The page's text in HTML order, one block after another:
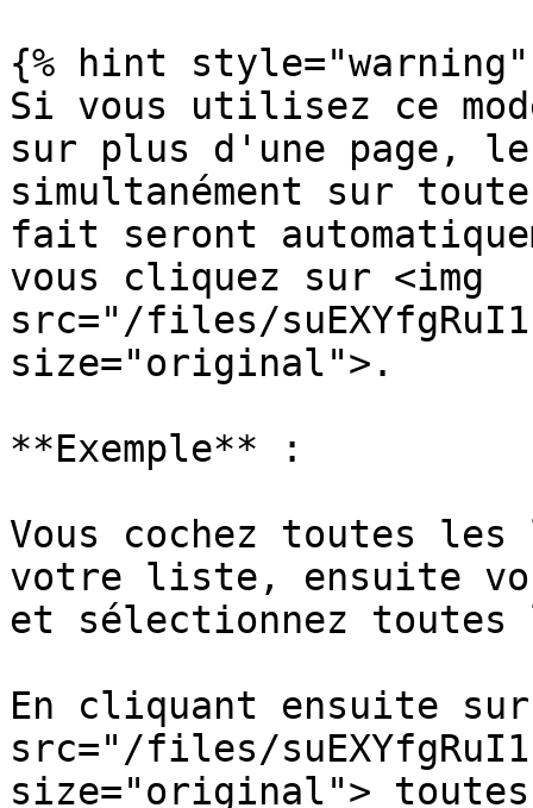
{% hint style="warning"
Si vous utilisez ce
sur plus d'une page,
simultanément sur
fait seront
vous cliquez sur <img
src="/files/
size="original">.
**Exemple** :
Vous cochez toutes
votre liste, ensuite
et sélectionnez
En cliquant ensuite sur
src="/files/
size="original">